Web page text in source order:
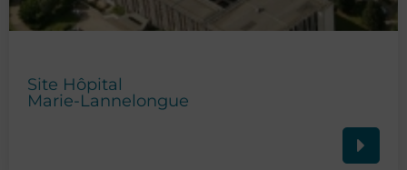
Site Hôpital
Marie-Lannelongue